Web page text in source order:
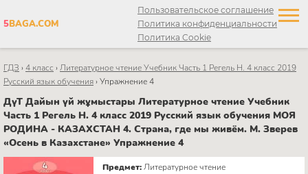
5BAGA.COM
Пользовательское соглашение
Политика конфиденциальности
Политика Cookie
ГДЗ ›4 класс ›Литературное чтение Учебник Часть 1 Регель Н. 4 класс 2019
Русский язык обучения›Упражнение 4
ДүТ Дайын үй жұмыстары Литературное чтение Учебник
Часть 1 Регель Н. 4 класс 2019 Русский язык обучения МОЯ
РОДИНА - КАЗАХСТАН 4. Страна, где мы живём. М. Зверев
«Осень в Казахстане» Упражнение 4
Предмет:Литературное чтение